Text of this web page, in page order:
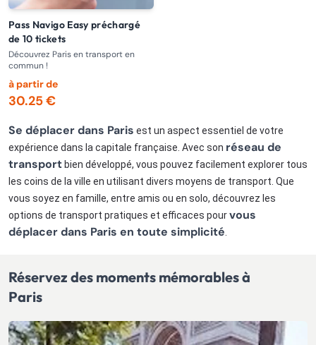
Pass Navigo Easy préchargé
de 10 tickets
Découvrez Paris en transport en
commun !
à partir de
30.25 €
Se déplacer dans Paris est un aspect essentiel de votre
expérience dans la capitale française. Avec son réseau de
transport bien développé, vous pouvez facilement explorer tous
les coins de la ville en utilisant divers moyens de transport. Que
vous soyez en famille, entre amis ou en solo, découvrez les
options de transport pratiques et efficaces pourvous
déplacer dans Paris en toute simplicité
Réservez des moments mémorables à
Paris